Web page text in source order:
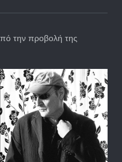
την προβολή της